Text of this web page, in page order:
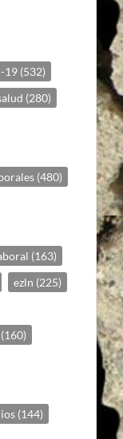
19 (532)
(280)
(480)
(163)
ezln (225)
(160)
(144)